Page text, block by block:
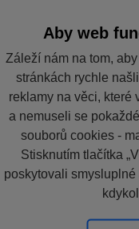
Aby web
Záleží nám na tom,
stránkách rychle
reklamy na věci, které
a nemuseli se
souborů cookies -
Stisknutím tlačítka
poskytovali